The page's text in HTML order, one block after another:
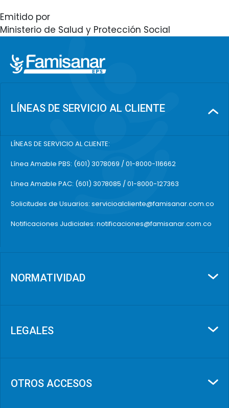
Emitido por
Ministerio de Salud y Protección Social
LÍNEAS DE SERVICIO AL CLIENTE
LÍNEAS DE SERVICIO AL CLIENTE:
Línea Amable PBS: (601) 3078069 / 01-8000-116662
Línea Amable PAC: (601) 3078085 / 01-8000-127363
Solicitudes de Usuarios: servicioalcliente@famisanar.com.co
Notificaciones Judiciales: notificaciones@famisanar.com.co
NORMATIVIDAD
LEGALES
OTROS ACCESOS